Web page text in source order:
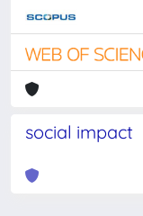
social impact